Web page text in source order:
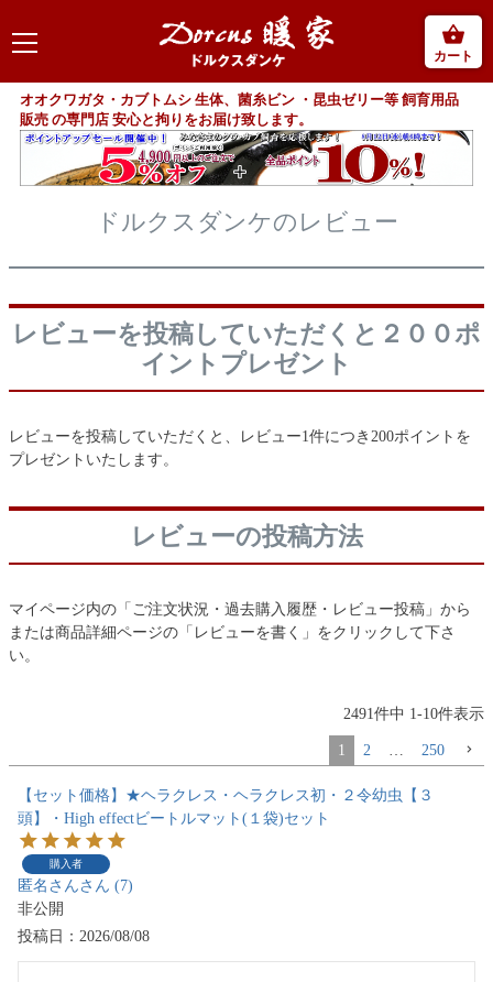
カート
オオクワガタ・カブトムシ 生体、菌糸ビン ・昆虫ゼリー等 飼育用品
販売 の専門店 安心と拘りをお届け致します。
ドルクスダンケのレビュー
レビューを投稿していただくと２００ポ
イントプレゼント
レビューを投稿していただくと、レビュー1件につき200ポイントを
プレゼントいたします。
レビューの投稿方法
マイページ内の「ご注文状況・過去購入履歴・レビュー投稿」から
または商品詳細ページの「レビューを書く」をクリックして下さ
い。
2491 件中 1 -10件表示
1 2 250
【セット価格】★ヘラクレス・ヘラクレス初・２令幼虫【３
頭】・High effectビートルマット(１袋)セット
購入者
匿名さん
7
非公開
投稿日
2026/08/08